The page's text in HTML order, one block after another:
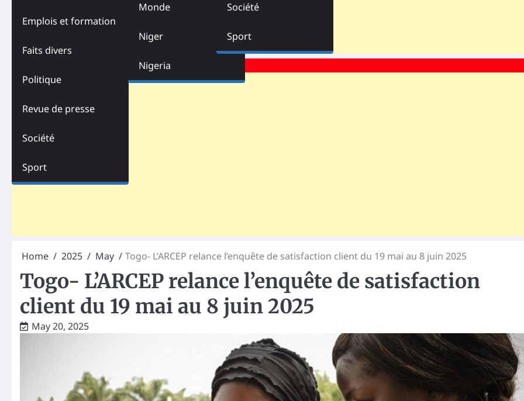
Emplois et formation
Faits divers
Politique
Revue de presse
Société
Sport
Monde
Niger
Nigeria
Société
Sport
Home 2025 May Togo- L’ARCEP relance l’enquête de satisfaction client du 19 mai au 8 juin 2025
Togo- L’ARCEP relance l’enquête de satisfaction
client du 19 mai au 8 juin 2025
May 20, 2025